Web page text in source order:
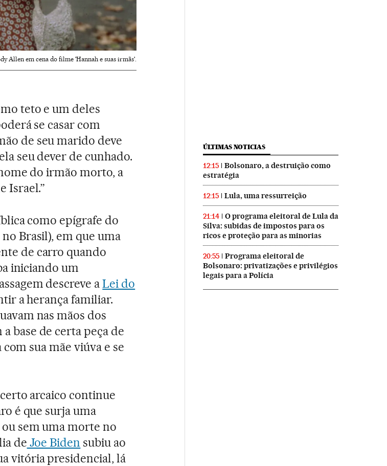
Allen em cena do filme 'Hannah e suas irmãs'.
teto e um deles
se casar com
de seu marido deve
seu dever de cunhado.
do irmão morto, a
Israel.”
como epígrafe do
Brasil), em que uma
de carro quando
iniciando um
descreve aLei do
a herança familiar.
nas mãos dos
base de certa peça de
sua mãe viúva e se
arcaico continue
é que surja uma
sem uma morte no
de Joe Biden subiu ao
vitória presidencial, lá
ÚLTIMAS NOTICIAS
12:15
Bolsonaro, a destruição como
estratégia
12:15 Lula, uma ressurreição
21:14
O programa eleitoral de Lula da
Silva: subidas de impostos para os
ricos e proteção para as minorias
20:55
Programa eleitoral de
Bolsonaro: privatizações e privilégios
legais para a Polícia